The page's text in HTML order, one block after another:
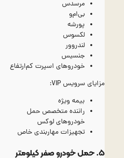
مرسدس
بی‌ام‌و
پورشه
لکسوس
لندروور
جنسیس
خودروهای اسپرت کم‌ارتفاع
مزایای سرویس VIP:
بیمه ویژه
راننده متخصص حمل
خودروهای لوکس
تجهیزات مهاربندی خاص
۵.حمل خودرو صفر کیلومتر